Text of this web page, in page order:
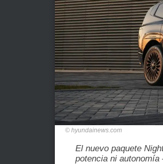
hyundainews.com
El nuevo paquete
potencia ni